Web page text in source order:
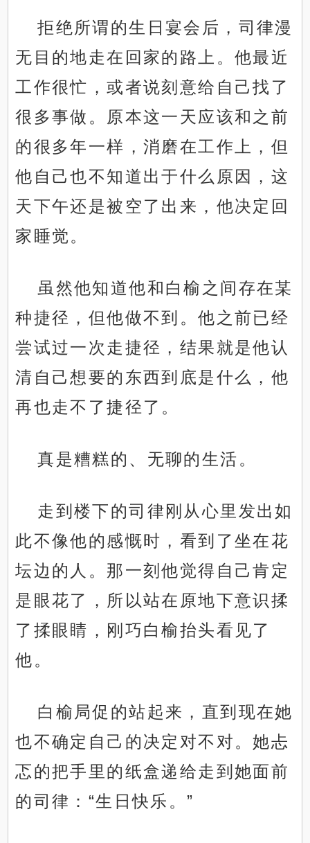
拒绝所谓的生日宴会后，司律漫
无目的地走在回家的路上。他最近
工作很忙，或者说刻意给自己找了
很多事做。原本这一天应该和之前
的很多年一样，消磨在工作上，但
他自己也不知道出于什么原因，这
天下午还是被空了出来，他决定回
家睡觉。
虽然他知道他和白榆之间存在某
种捷径，但他做不到。他之前已经
尝试过一次走捷径，结果就是他认
清自己想要的东西到底是什么，他
再也走不了捷径了。
真是糟糕的、无聊的生活。
走到楼下的司律刚从心里发出如
此不像他的感慨时，看到了坐在花
坛边的人。那一刻他觉得自己肯定
是眼花了，所以站在原地下意识揉
了揉眼睛，刚巧白榆抬头看见了
他。
白榆局促的站起来，直到现在她
也不确定自己的决定对不对。她忐
忑的把手里的纸盒递给走到她面前
的司律：“生日快乐。”